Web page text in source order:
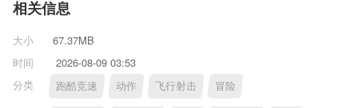
相关信息
大小
67.37MB
时间
2026-08-09 03:53
分类
跑酷竞速 动作 飞行射击 冒险